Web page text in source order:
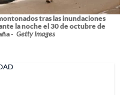
tras las inundaciones
la noche el 30 de octubre de
- Getty Images